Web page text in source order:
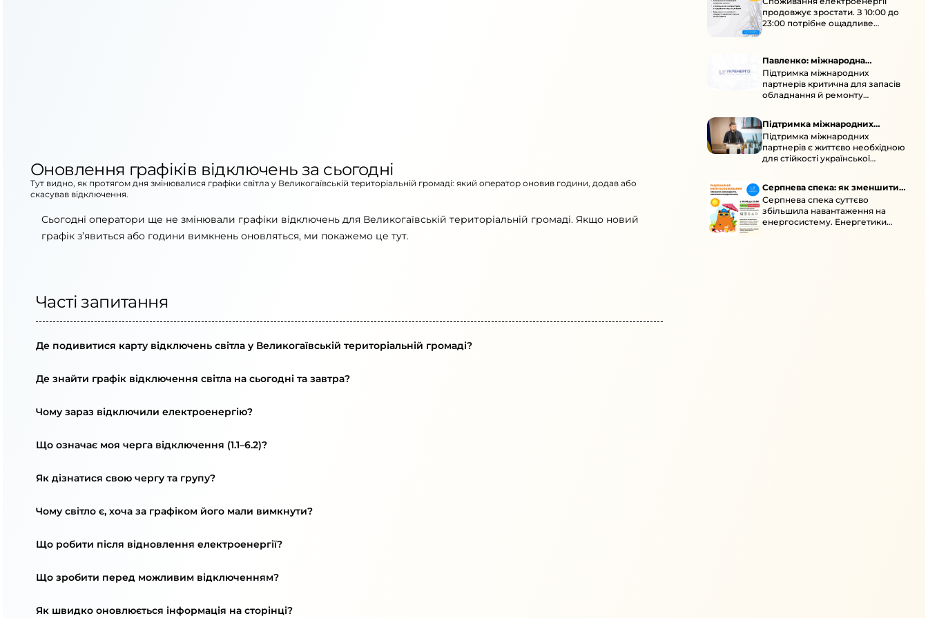
Оновлення графіків відключень за сьогодні
Тут видно, як протягом дня змінювалися графіки світла у Великогаївській територіальній громаді: який оператор оновив години, додав або
скасував відключення.
Сьогодні оператори ще не змінювали графіки відключень для Великогаївській територіальній громаді. Якщо новий
графік з’явиться або години вимкнень оновляться, ми покажемо це тут.
Часті запитання
Де подивитися карту відключень світла у Великогаївській територіальній громаді?
Де знайти графік відключення світла на сьогодні та завтра?
Чому зараз відключили електроенергію?
Що означає моя черга відключення (1.1–6.2)?
Як дізнатися свою чергу та групу?
Чому світло є, хоча за графіком його мали вимкнути?
Що робити після відновлення електроенергії?
Що зробити перед можливим відключенням?
Як швидко оновлюється інформація на сторінці?
споживання зростає
продовжує зростати. З 10:00 до
23:00 потрібне ощадливе
енергоспоживання, а
перенести на нічні години.
Павленко: міжнародна
підтримка для стійкості
енергосистеми
Підтримка міжнародних
партнерів критична для запасів
обладнання й ремонту
Підтримка міжнародних
партнерів для стійкості
енергосистеми
Підтримка міжнародних
партнерів є життєво необхідною
для стійкості української
наступної зими.
Серпнева спека: як зменшити
навантаження
Серпнева спека суттєво
збільшила навантаження на
енергосистему. Енергетики